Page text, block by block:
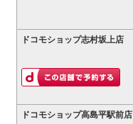
ドコモショップ志村坂上店
ドコモショップ高島平駅前店